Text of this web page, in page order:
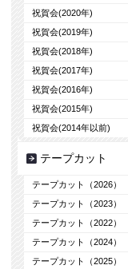
祝賀会(2020年)
祝賀会(2019年)
祝賀会(2018年)
祝賀会(2017年)
祝賀会(2016年)
祝賀会(2015年)
祝賀会(2014年以前)
テープカット
テープカット（2026）
テープカット（2023）
テープカット（2022）
テープカット（2024）
テープカット（2025）